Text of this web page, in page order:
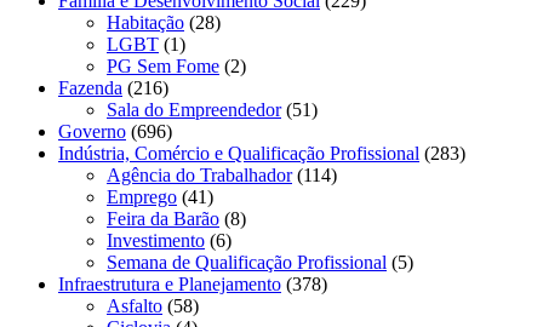
Habitação (28)
LGBT (1)
PG Sem Fome (2)
Fazenda (216)
Sala do Empreendedor(51)
Governo (696)
Indústria, Comércio e Qualificação Profissional (283)
Agência do Trabalhador(114)
Emprego (41)
Feira da Barão (8)
Investimento (6)
Semana de Qualificação Profissional (5)
Infraestrutura e Planejamento (378)
Asfalto (58)